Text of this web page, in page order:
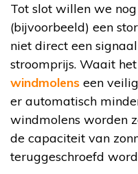
Tot slot willen we
(bijvoorbeeld) een
niet direct een
stroomprijs. Waait
windmolens een
er automatisch
windmolens worden
de capaciteit van
teruggeschroefd